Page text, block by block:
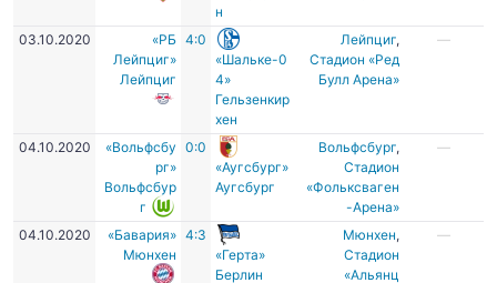
н
03.10.2020
«РБ
Лейпциг»
Лейпциг
4:0
«Шальке-0
4»
Гельзенкир
хен
Лейпциг,
Стадион «Ред
Булл Арена»
—
04.10.2020
«Вольфсбу
рг»
Вольфсбур
г
0:0
«Аугсбург»
Аугсбург
Вольфсбург,
Стадион
«Фольксваген
-Арена»
—
04.10.2020
«Бавария»
Мюнхен
4:3
«Герта»
Берлин
Мюнхен,
Стадион
«Альянц
—